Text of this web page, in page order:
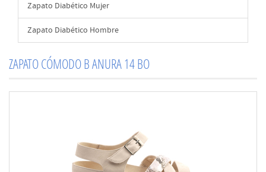
Zapato Diabético Mujer
Zapato Diabético Hombre
ZAPATO CÓMODO B ANURA 14 BO